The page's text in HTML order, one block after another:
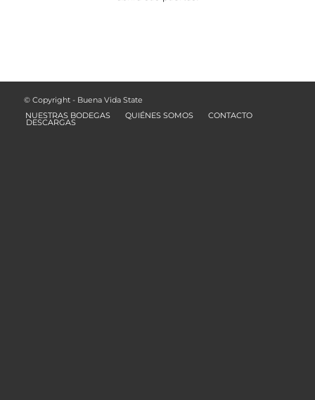
© Copyright - Buena Vida State
NUESTRAS BODEGAS
QUIÉNES SOMOS CONTACTO
DESCARGAS